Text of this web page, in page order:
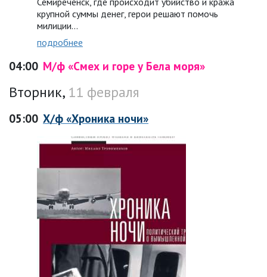
крупной суммы денег, герои решают помочь
милиции…
подробнее
04:00 М/ф «Смех и горе у Бела моря»
Вторник, 11 февраля
05:00 Х/ф «Хроника ночи»